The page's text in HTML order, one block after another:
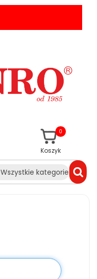
Wszystkie kategorie
Koszyk
0